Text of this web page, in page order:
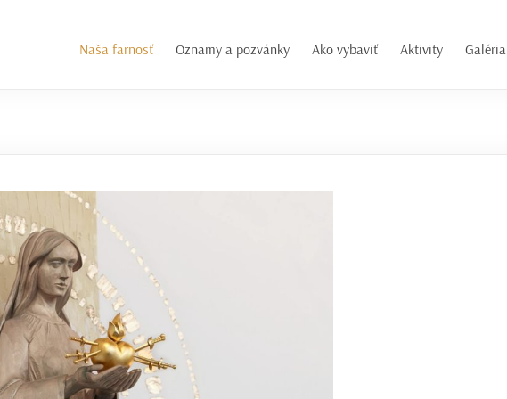
Naša farnosť Oznamy a pozvánky Ako vybaviť Aktivity Galéria